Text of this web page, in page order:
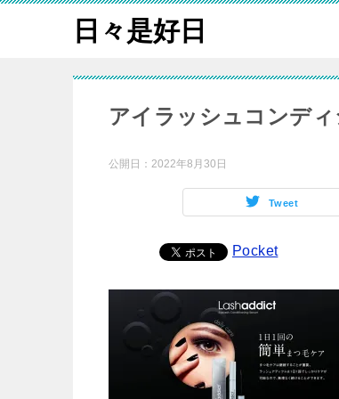
日々是好日
アイラッシュコンデ
公開日： 2022年8月30日
Tweet
Pocket